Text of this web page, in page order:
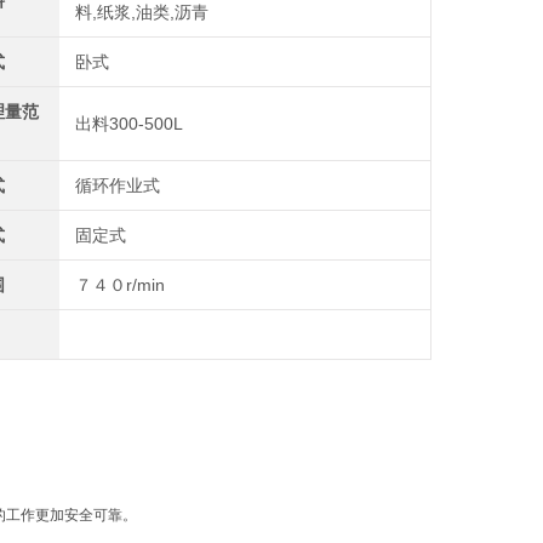
料,纸浆,油类,沥青
卧式
量范
出料300-500L
循环作业式
固定式
７４０r/min
作更加安全可靠。